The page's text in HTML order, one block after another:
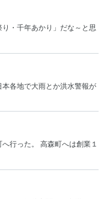
・千年あかり」だな～と思
各地で大雨とか洪水警報が
行った。 高森町へは創業１